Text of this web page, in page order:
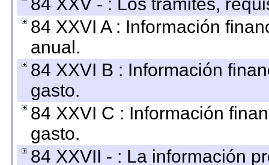
84 XXVI A : Información
anual.
84 XXVI B : Información
gasto.
84 XXVI C : Información
gasto.
84 XXVII - : La información